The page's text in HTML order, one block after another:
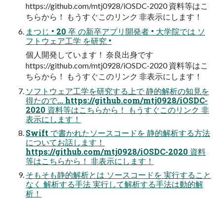
https://github.com/mtj0928/iOSDC-2020 資料等はこ
ちらから！ もうすぐこのリンク 非表示にします！
まつじ • 20 卒 の新卒アプリ開発者 • 大学院では ソ
フトウェア工学 を研究 •
個人開発しています！ 奈良出身です
https://github.com/mtj0928/iOSDC-2020 資料等はこ
ちらから！ もうすぐこのリンク 非表示にします！
ソフトウェア工学を研究する上で 静的解析の知見を
得たので... https://github.com/mtj0928/iOSDC-
2020 資料等はこちらから！ もうすぐこのリンク 非
表示にします！
Swift で書かれたソースコードを 静的解析する方法
についてお話します！
https://github.com/mtj0928/iOSDC-2020 資料
等はこちらから！ 非表示にします！
そもそも静的解析とは ソースコードを 実行すること
なく 解析する手法 実行して解析する手法は動的解
析！